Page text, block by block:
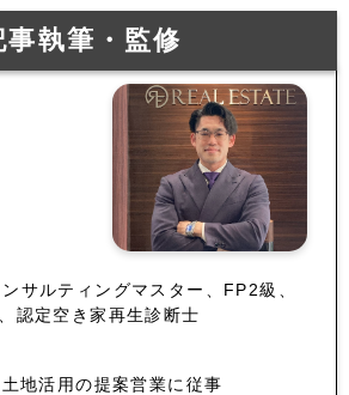
事執筆・監修
サルティングマスター、FP2級、
認定空き家再生診断士
地活用の提案営業に従事